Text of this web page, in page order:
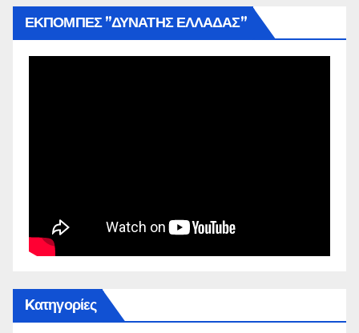
ΕΚΠΟΜΠΕΣ ”ΔΥΝΑΤΗΣ ΕΛΛΑΔΑΣ”
Kατηγορίες